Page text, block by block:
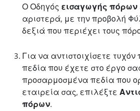
Ο Οδηγός εισαγωγής πόρων
αριστερά, με την προβολή
δεξιά που περιέχει τους
Για να αντιστοιχίσετε
πεδία που έχετε στο έργο
προσαρμοσμένα πεδία που
εταιρεία σας, επιλέξτε
πόρων.